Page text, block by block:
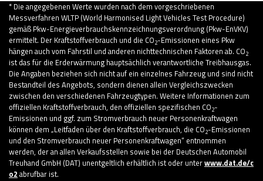
* Die angegebenen Werte wurden nach dem vorgeschriebenen
Messverfahren WLTP (World Harmonised Light Vehicles Test Procedure)
gemäß Pkw-Energieverbrauchskennzeichnungsverordnung (Pkw-EnVKV)
ermittelt. Der Kraftstoffverbrauch und die CO2-Emissionen eines Pkw
hängen auch vom Fahrstil und anderen nichttechnischen Faktoren ab. CO2
ist das für die Erderwärmung hauptsächlich verantwortliche Treibhausgas.
Die Angaben beziehen sich nicht auf ein einzelnes Fahrzeug und sind nicht
Bestandteil des Angebots, sondern dienen allein Vergleichszwecken
zwischen den verschiedenen Fahrzeugtypen. Weitere Informationen zum
offiziellen Kraftstoffverbrauch, den offiziellen spezifischen CO2-
Emissionen und ggf. zum Stromverbrauch neuer Personenkraftwagen
können dem „Leitfaden über den Kraftstoffverbrauch, die CO2-Emissionen
und den Stromverbrauch neuer Personenkraftwagen“ entnommen
werden, der an allen Verkaufsstellen sowie bei der Deutschen Automobil
Treuhand GmbH (DAT) unentgeltlich erhältlich ist oder unterwww.dat.de/c
o2 abrufbar ist.